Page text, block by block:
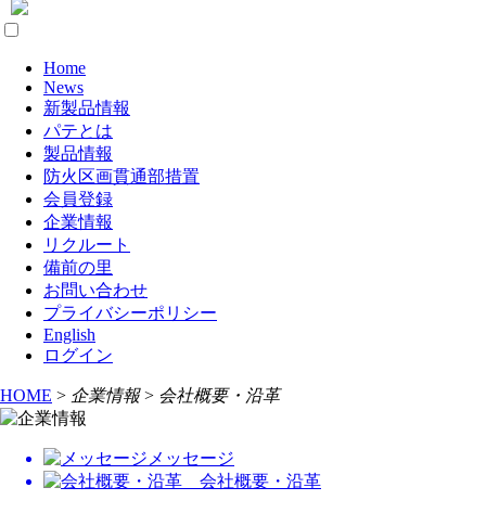
Home
News
新製品情報
パテとは
製品情報
防火区画貫通部措置
会員登録
企業情報
リクルート
備前の里
お問い合わせ
プライバシーポリシー
English
ログイン
HOME > 企業情報 > 会社概要・沿革
メッセージ
会社概要・沿革